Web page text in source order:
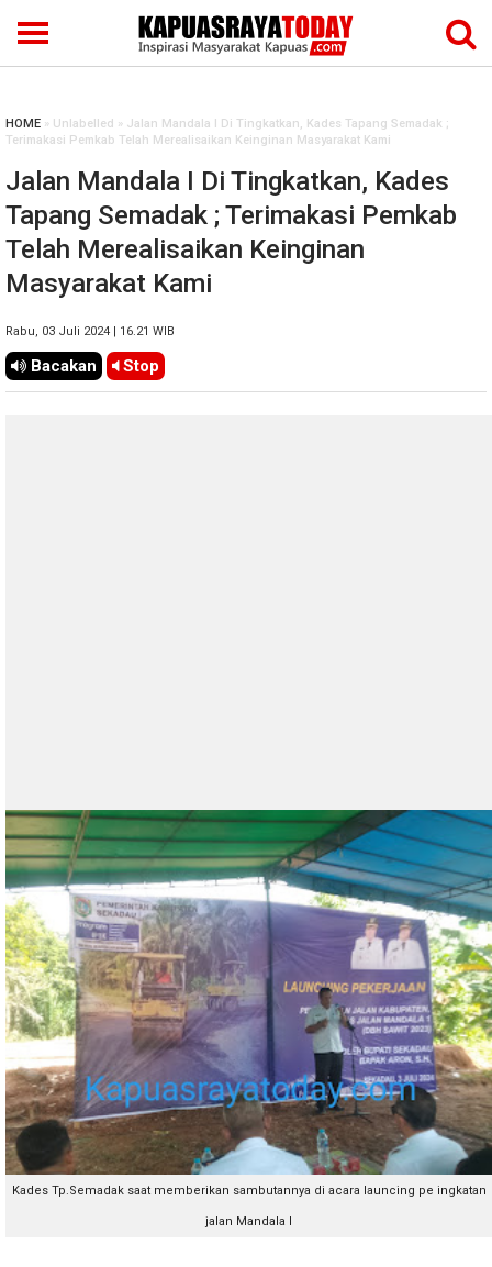
HOME » Unlabelled » Jalan Mandala I Di Tingkatkan, Kades Tapang Semadak ;
Terimakasi Pemkab Telah Merealisaikan Keinginan Masyarakat Kami
Jalan Mandala I Di Tingkatkan, Kades
Tapang Semadak ; Terimakasi Pemkab
Telah Merealisaikan Keinginan
Masyarakat Kami
Rabu, 03 Juli 2024 | 16.21 WIB
Bacakan Stop
Kades Tp.Semadak saat memberikan sambutannya di acara launcing pe ingkatan
jalan Mandala I